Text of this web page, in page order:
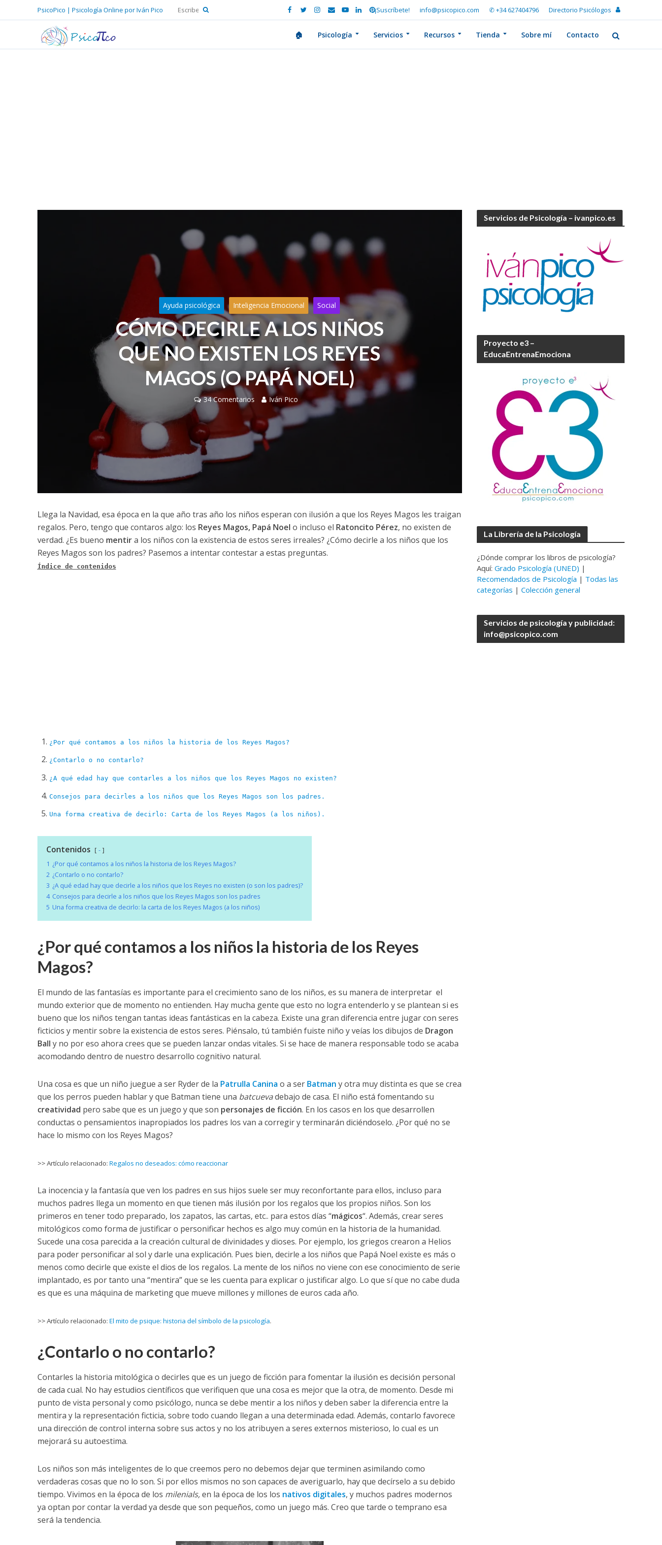
PsicoPico | Psicología Online por Iván Pico ¡Suscríbete! info@psicopico.com ✆ +34 627404796 Directorio Psicólogos
🏠 Psicología Servicios Recursos Tienda Sobre mí Contacto
Ayuda psicológica Inteligencia Emocional Social
CÓMO DECIRLE A LOS NIÑOS
QUE NO EXISTEN LOS REYES
MAGOS (O PAPÁ NOEL)
34 Comentarios Iván Pico
Llega la Navidad, esa época en la que año tras año los niños esperan con ilusión a que los Reyes Magos les traigan
regalos. Pero, tengo que contaros algo: los Reyes Magos, Papá Noel o incluso el Ratoncito Pérez, no existen de
verdad. ¿Es bueno mentira los niños con la existencia de estos seres irreales? ¿Cómo decirle a los niños que los
Reyes Magos son los padres? Pasemos a intentar contestar a estas preguntas.
Índice de contenidos
¿Por qué contamos a los niños la historia de los Reyes Magos?
¿Contarlo o no contarlo?
¿A qué edad hay que contarles a los niños que los Reyes Magos no existen?
Consejos para decirles a los niños que los Reyes Magos son los padres.
Una forma creativa de decirlo: Carta de los Reyes Magos (a los niños).
Contenidos
-
1 ¿Por qué contamos a los niños la historia de los Reyes Magos?
2 ¿Contarlo o no contarlo?
3 ¿A qué edad hay que decirle a los niños que los Reyes no existen (o son los padres)?
4 Consejos para decirle a los niños que los Reyes Magos son los padres
5 Una forma creativa de decirlo: la carta de los Reyes Magos (a los niños)
¿Por qué contamos a los niños la historia de los Reyes
Magos?
El mundo de las fantasías es importante para el crecimiento sano de los niños, es su manera de interpretar el
mundo exterior que de momento no entienden. Hay mucha gente que esto no logra entenderlo y se plantean si es
bueno que los niños tengan tantas ideas fantásticas en la cabeza. Existe una gran diferencia entre jugar con seres
ficticios y mentir sobre la existencia de estos seres. Piénsalo, tú también fuiste niño y veías los dibujos de Dragon
Ball y no por eso ahora crees que se pueden lanzar ondas vitales. Si se hace de manera responsable todo se acaba
acomodando dentro de nuestro desarrollo cognitivo natural.
Una cosa es que un niño juegue a ser Ryder de la Patrulla Canina o a ser Batman y otra muy distinta es que se crea
que los perros pueden hablar y que Batman tiene una batcuevadebajo de casa. El niño está fomentando su
creatividad pero sabe que es un juego y que son personajes de ficción. En los casos en los que desarrollen
conductas o pensamientos inapropiados los padres los van a corregir y terminarán diciéndoselo. ¿Por qué no se
hace lo mismo con los Reyes Magos?
>> Artículo relacionado: Regalos no deseados: cómo reaccionar
La inocencia y la fantasía que ven los padres en sus hijos suele ser muy reconfortante para ellos, incluso para
muchos padres llega un momento en que tienen más ilusión por los regalos que los propios niños. Son los
primeros en tener todo preparado, los zapatos, las cartas, etc.. para estos días “mágicos“. Además, crear seres
mitológicos como forma de justificar o personificar hechos es algo muy común en la historia de la humanidad.
Sucede una cosa parecida a la creación cultural de divinidades y dioses. Por ejemplo, los griegos crearon a Helios
para poder personificar al sol y darle una explicación. Pues bien, decirle a los niños que Papá Noel existe es más o
menos como decirle que existe el dios de los regalos. La mente de los niños no viene con ese conocimiento de serie
implantado, es por tanto una “mentira” que se les cuenta para explicar o justificar algo. Lo que sí que no cabe duda
es que es una máquina de marketing que mueve millones y millones de euros cada año.
>> Artículo relacionado: El mito de psique: historia del símbolo de la psicología.
¿Contarlo o no contarlo?
Contarles la historia mitológica o decirles que es un juego de ficción para fomentar la ilusión es decisión personal
de cada cual. No hay estudios científicos que verifiquen que una cosa es mejor que la otra, de momento. Desde mi
punto de vista personal y como psicólogo, nunca se debe mentir a los niños y deben saber la diferencia entre la
mentira y la representación ficticia, sobre todo cuando llegan a una determinada edad. Además, contarlo favorece
una dirección de control interna sobre sus actos y no los atribuyen a seres externos misterioso, lo cual es un
mejorará su autoestima.
Los niños son más inteligentes de lo que creemos pero no debemos dejar que terminen asimilando como
verdaderas cosas que no lo son. Si por ellos mismos no son capaces de averiguarlo, hay que decírselo a su debido
tiempo. Vivimos en la época de los milenials,en la época de los los nativos digitales, y muchos padres modernos
ya optan por contar la verdad ya desde que son pequeños, como un juego más. Creo que tarde o temprano esa
será la tendencia.
Servicios de Psicología – ivanpico.es
Proyecto e3 –
EducaEntrenaEmociona
La Librería de la Psicología
¿Dónde comprar los libros de psicología?
Aquí:Grado Psicología (UNED) |
Recomendados de Psicología | Todas las
categorías |Colección general
Servicios de psicología y publicidad:
info@psicopico.com